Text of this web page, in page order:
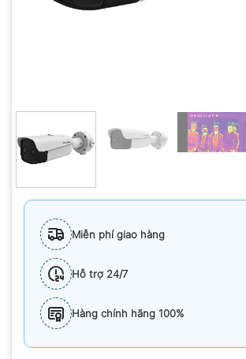
Miễn phí giao hàng
Hỗ trợ 24/7
Hàng chính hãng 100%